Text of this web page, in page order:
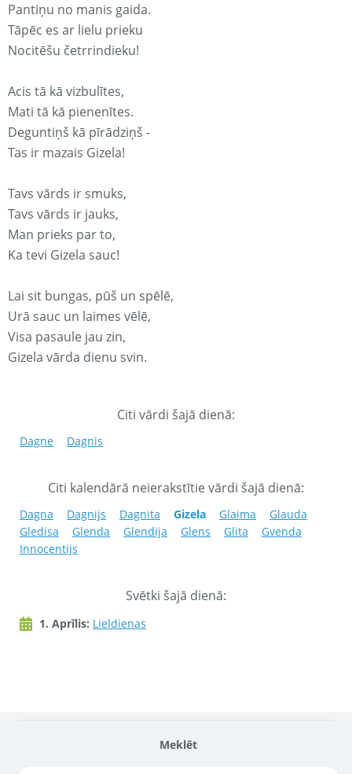
Meklēt
Pantiņu no manis gaida.
Tāpēc es ar lielu prieku
Nocitēšu četrrindieku!
Acis tā kā vizbulītes,
Mati tā kā pienenītes.
Deguntiņš kā pīrādziņš -
Tas ir mazais Gizela!
Tavs vārds ir smuks,
Tavs vārds ir jauks,
Man prieks par to,
Ka tevi Gizela sauc!
Lai sit bungas, pūš un spēlē,
Urā sauc un laimes vēlē,
Visa pasaule jau zin,
Gizela vārda dienu svin.
Citi vārdi šajā dienā:
Dagne Dagnis
Citi kalendārā neierakstītie vārdi šajā dienā:
Dagna Dagnijs Dagnita Gizela Glaima
Glauda
Gledisa
Glenda Glendija Glens Glita
Gvenda
Innocentijs
Svētki šajā dienā:
1. Aprīlis: Lieldienas